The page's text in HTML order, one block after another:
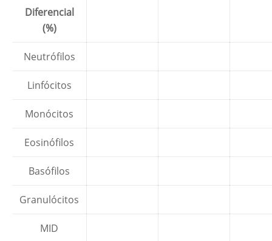
Diferencial
(%)
Neutrófilos
Linfócitos
Monócitos
Eosinófilos
Basófilos
Granulócitos
MID